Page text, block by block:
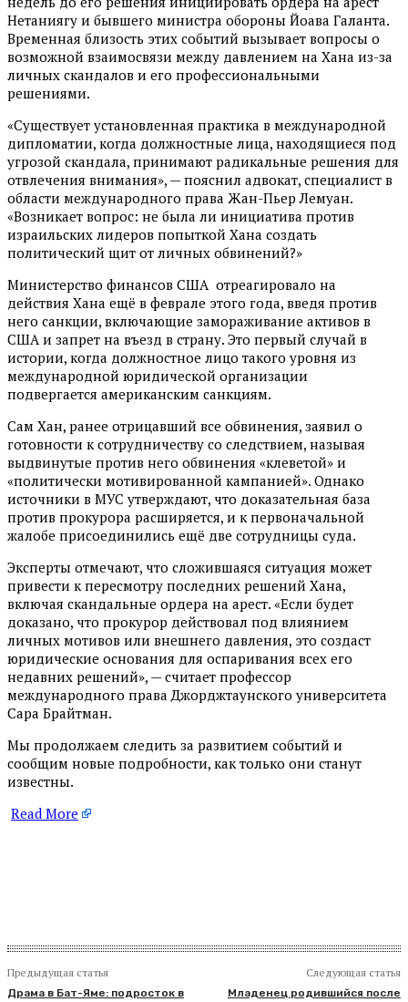
Нетаниягу и бывшего министра обороны Йоава Галанта.
Временная близость этих событий вызывает вопросы о
возможной взаимосвязи между давлением на Хана из-за
личных скандалов и его профессиональными
решениями.
«Существует установленная практика в международной
дипломатии, когда должностные лица, находящиеся под
угрозой скандала, принимают радикальные решения для
отвлечения внимания», — пояснил адвокат, специалист в
области международного права Жан-Пьер Лемуан.
«Возникает вопрос: не была ли инициатива против
израильских лидеров попыткой Хана создать
политический щит от личных обвинений?»
Министерство финансов США отреагировало на
действия Хана ещё в феврале этого года, введя против
него санкции, включающие замораживание активов в
США и запрет на въезд в страну. Это первый случай в
истории, когда должностное лицо такого уровня из
международной юридической организации
подвергается американским санкциям.
Сам Хан, ранее отрицавший все обвинения, заявил о
готовности к сотрудничеству со следствием, называя
выдвинутые против него обвинения «клеветой» и
«политически мотивированной кампанией». Однако
источники в МУС утверждают, что доказательная база
против прокурора расширяется, и к первоначальной
жалобе присоединились ещё две сотрудницы суда.
Эксперты отмечают, что сложившаяся ситуация может
привести к пересмотру последних решений Хана,
включая скандальные ордера на арест. «Если будет
доказано, что прокурор действовал под влиянием
личных мотивов или внешнего давления, это создаст
юридические основания для оспаривания всех его
недавних решений», — считает профессор
международного права Джорджтаунского университета
Сара Брайтман.
Мы продолжаем следить за развитием событий и
сообщим новые подробности, как только они станут
известны.
Read More
Предыдущая статья
Драма в Бат-Яме: подросток в
Следующая статья
Младенец родившийся после